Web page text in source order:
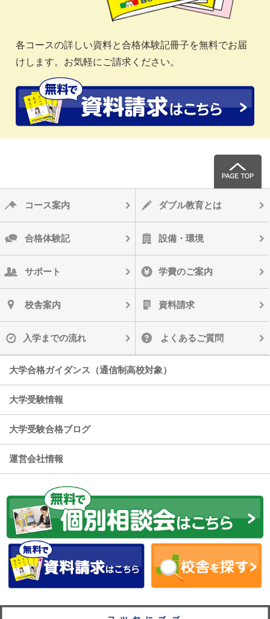
各コースの詳しい資料と合格体験記冊子を無料でお届
けします。お気軽にご請求ください。
コース案内 ダブル教育とは
合格体験記 設備・環境
サポート 学費のご案内
校舎案内 資料請求
入学までの流れ よくあるご質問
大学合格ガイダンス（通信制高校対象）
大学受験情報
大学受験合格ブログ
運営会社情報